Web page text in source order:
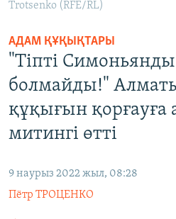
ЖАЗЫЛЫҢЫЗ
Басқа тілдерде
Trotsenko (RFE/RL)
АДАМ ҚҰҚЫҚТАРЫ
"Тіпті Симоньянды
болмайды!"
құқығын қорғауға
митингі өтті
9 наурыз 2022 жыл, 08:28
Пётр ТРОЦЕНКО